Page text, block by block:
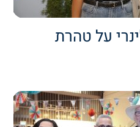
על טהרת